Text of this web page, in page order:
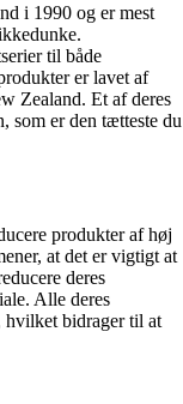
i 1990 og er mest
til både
er lavet af
Zealand. Et af deres
som er den tætteste du
produkter af høj
at det er vigtigt at
deres
Alle deres
hvilket bidrager til at